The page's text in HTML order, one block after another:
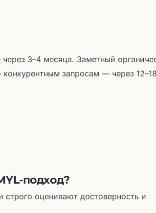
3–4 месяца. Заметный
запросам — через
подход?
оценивают достоверность и